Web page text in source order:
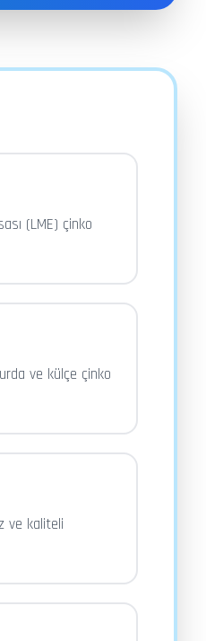
(LME) çinko
ve külçe çinko
ve kaliteli